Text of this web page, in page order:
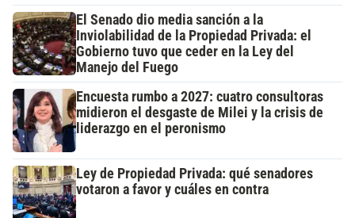
El Senado dio media sanción a la
Inviolabilidad de la Propiedad Privada: el
Gobierno tuvo que ceder en la Ley del
Manejo del Fuego
Encuesta rumbo a 2027: cuatro consultoras
midieron el desgaste de Milei y la crisis de
liderazgo en el peronismo
Ley de Propiedad Privada: qué senadores
votaron a favor y cuáles en contra